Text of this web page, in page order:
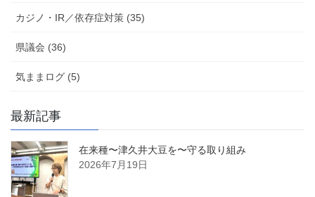
カジノ・IR／依存症対策 (35)
県議会 (36)
気ままログ (5)
最新記事
在来種〜津久井大豆を〜守る取り組み
2026年7月19日